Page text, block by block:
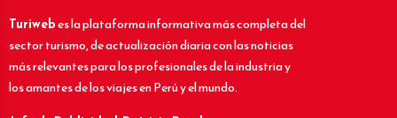
Turiwebes la plataforma informativa más completa del
sector turismo, de actualización diaria con las noticias
más relevantes para los profesionales de la industria y
los amantes de los viajes en Perú y el mundo.